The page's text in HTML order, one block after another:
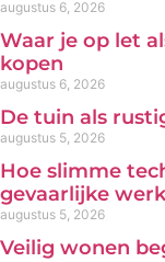
augustus 6, 2026
Waar je op let
kopen
augustus 6, 2026
De tuin als
augustus 5, 2026
Hoe slimme
gevaarlijke
augustus 5, 2026
Veilig wonen